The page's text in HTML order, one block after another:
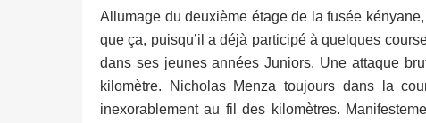
Allumage du deuxième étage de la fusée
que ça, puisqu’il a déjà participé à quelques
dans ses jeunes années Juniors. Une attaque
kilomètre. Nicholas Menza toujours dans la
inexorablement au fil des kilomètres.